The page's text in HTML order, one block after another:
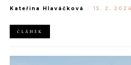
představila Gabriela Hearst, zatímco
Kateřina Hlaváčková - 15. 2. 2024
ČLÁNEK